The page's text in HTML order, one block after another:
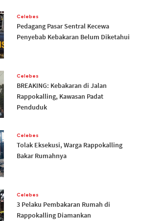
Celebes
Pedagang Pasar Sentral Kecewa
Penyebab Kebakaran Belum Diketahui
Celebes
BREAKING: Kebakaran di Jalan
Rappokalling, Kawasan Padat
Penduduk
Celebes
Tolak Eksekusi, Warga Rappokalling
Bakar Rumahnya
Celebes
3 Pelaku Pembakaran Rumah di
Rappokalling Diamankan